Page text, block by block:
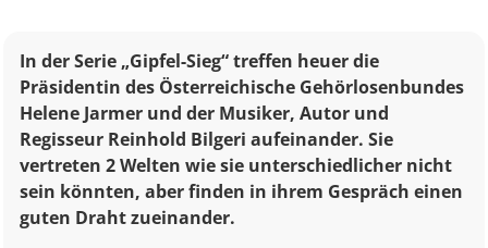
In der Serie „Gipfel-Sieg“ treffen heuer die
Präsidentin des Österreichische Gehörlosenbundes
Helene Jarmer und der Musiker, Autor und
Regisseur Reinhold Bilgeri aufeinander. Sie
vertreten 2 Welten wie sie unterschiedlicher nicht
sein könnten, aber finden in ihrem Gespräch einen
guten Draht zueinander.